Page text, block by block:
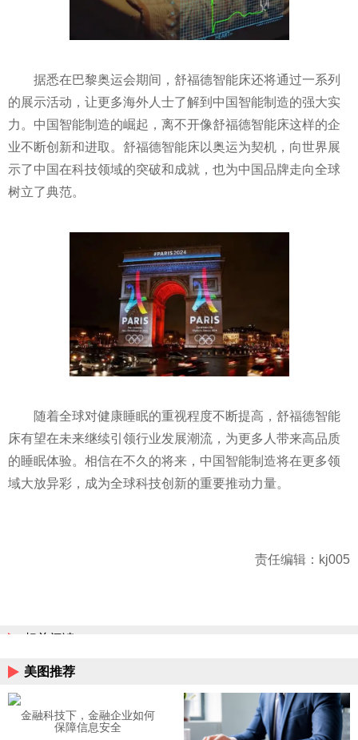
据悉在巴黎奥运会期间，舒福德智能床还将通过一系列
的展示活动，让更多海外人士了解到中国智能制造的强大实
力。中国智能制造的崛起，离不开像舒福德智能床这样的企
业不断创新和进取。舒福德智能床以奥运为契机，向世界展
示了中国在科技领域的突破和成就，也为中国品牌走向全球
树立了典范。
随着全球对健康睡眠的重视程度不断提高，舒福德智能
床有望在未来继续引领行业发展潮流，为更多人带来高品质
的睡眠体验。相信在不久的将来，中国智能制造将在更多领
域大放异彩，成为全球科技创新的重要推动力量。
责任编辑：kj005
相关阅读
美图推荐
金融科技下，金融企业如何
保障信息安全